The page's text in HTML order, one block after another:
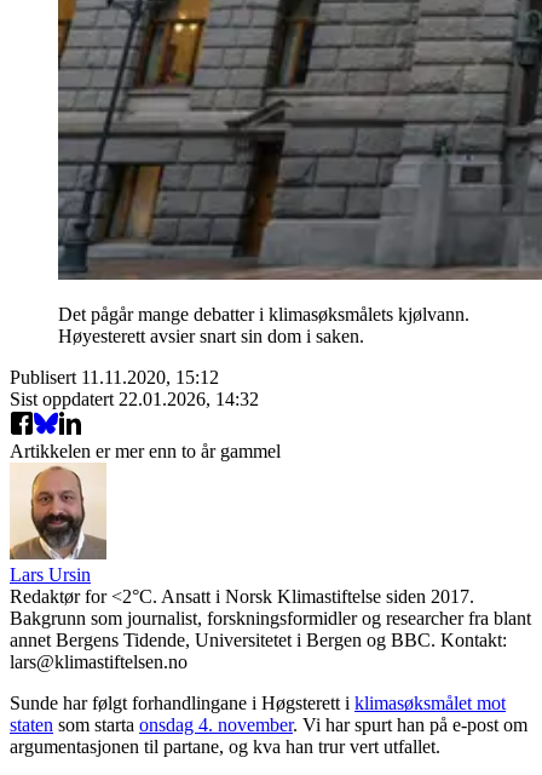
Det pågår mange debatter i klimasøksmålets kjølvann.
Høyesterett avsier snart sin dom i saken.
Publisert 11.11.2020, 15:12
Sist oppdatert 22.01.2026, 14:32
Artikkelen er mer enn to år gammel
Lars Ursin
Redaktør for <2°C. Ansatt i Norsk Klimastiftelse siden 2017.
Bakgrunn som journalist, forskningsformidler og researcher fra blant
annet Bergens Tidende, Universitetet i Bergen og BBC. Kontakt:
lars@klimastiftelsen.no
Sunde har følgt forhandlingane i Høgsterett i klimasøksmålet mot
staten som starta onsdag 4. november. Vi har spurt han på e-post om
argumentasjonen til partane, og kva han trur vert utfallet.